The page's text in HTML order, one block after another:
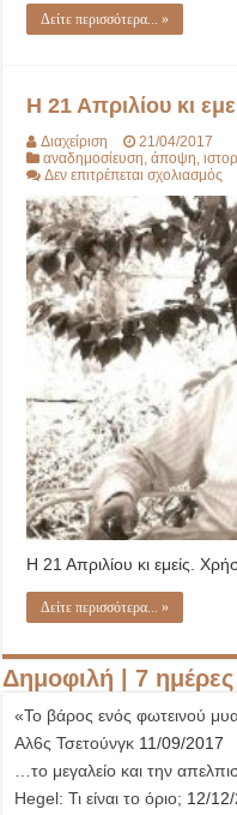
Δείτε περισσότερα... »
Η 21 Απριλίου κι
Διαχείριση
21/04/2017
αναδημοσίευση,άποψη,
Δεν επιτρέπεται σχολιασμός
κι
Η 21 Απριλίου κι εμείς.
Δείτε περισσότερα... »
Δημοφιλή | 7 ημέρες
«Το βάρος ενός φωτεινού
Αλ6ς Τσετούνγκ 11/09/2017
…το μεγαλείο και την
Hegel: Τι είναι το όριο; 12/